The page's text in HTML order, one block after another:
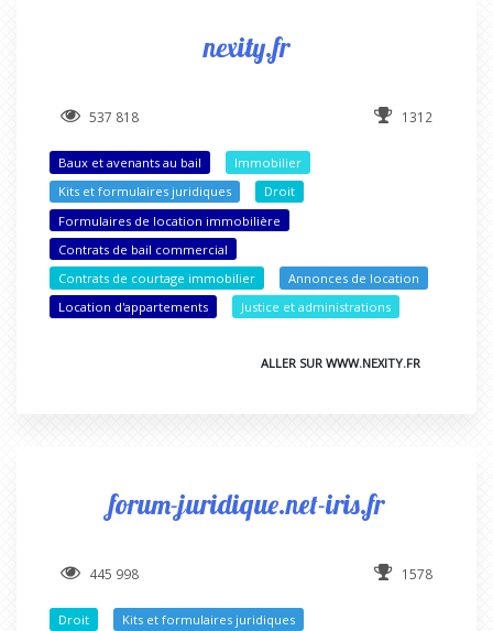
nexity.fr
537 818 1312
Baux et avenants au bail
Immobilier
Kits et formulaires juridiques
Droit
Formulaires de location immobilière
Contrats de bail commercial
Contrats de courtage immobilier
Annonces de location
Location d'appartements
Justice et administrations
ALLER SUR WWW.NEXITY.FR
forum-juridique.net-iris.fr
445 998 1578
Droit Kits et formulaires juridiques